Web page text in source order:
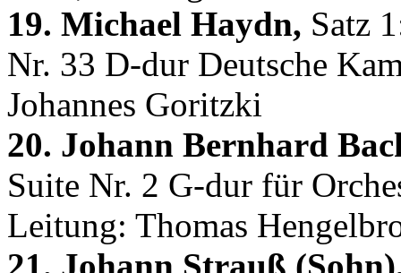
19. Michael Haydn, Satz
Nr. 33 D-dur Deutsche
Johannes Goritzki
20. Johann Bernhard
Suite Nr. 2 G-dur für
Leitung: Thomas
21. Johann Strauß